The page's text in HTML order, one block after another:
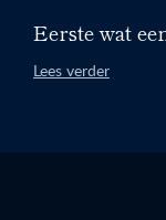
Eerste wat
Lees verder